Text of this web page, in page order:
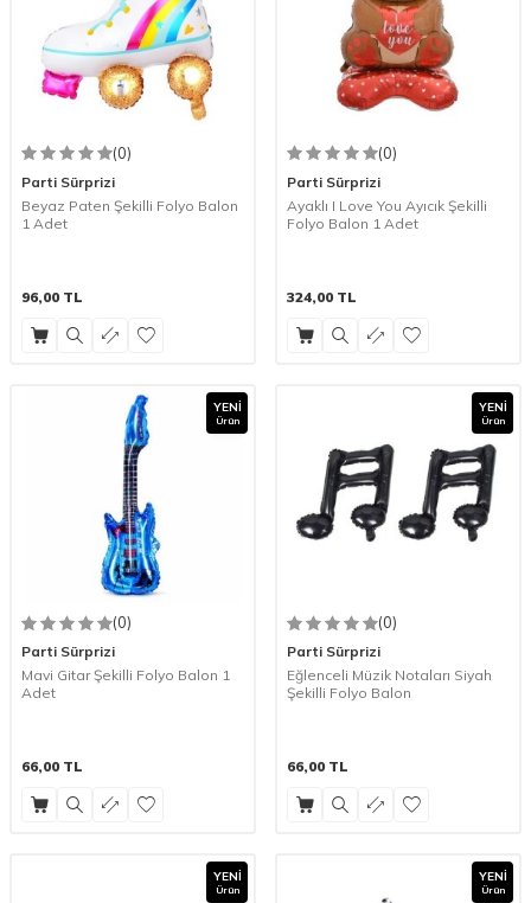
(0)
Parti Sürprizi
Beyaz Paten Şekilli Folyo Balon
1 Adet
96,00 TL
(0)
Parti Sürprizi
Ayaklı I Love You Ayıcık Şekilli
Folyo Balon 1 Adet
324,00 TL
YENI
Ürün
(0)
Parti Sürprizi
Mavi Gitar Şekilli Folyo Balon 1
Adet
66,00 TL
YENI
Ürün
(0)
Parti Sürprizi
Eğlenceli Müzik Notaları Siyah
Şekilli Folyo Balon
66,00 TL
YENI
Ürün
YENI
Ürün